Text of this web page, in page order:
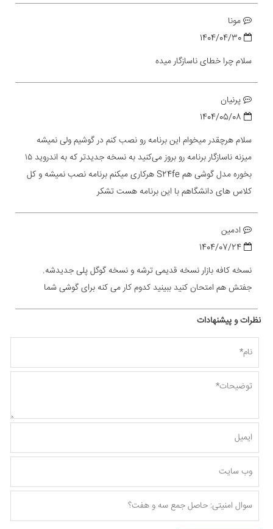
مونا
سلام چرا خطای ناسازگار میده
پرنیان
سلام هرچقدر میخوام این برنامه رو نصب کنم در گوشیم ولی نمیشه
میزنه ناسازگار برنامه رو بروز می‌کنید به نسخه جدیدتر که به اندروید ۱۵
بخوره مدل گوشی هم S24fe هرکاری میکنم برنامه نصب نمیشه و کل
کلاس های دانشگاهم با این برنامه هست تشکر
ادمین
نسخه کافه بازار نسخه قدیمی ترشه و نسخه گوگل پلی جدیدشه.
جفتش هم امتحان کنید ببینید کدوم کار می کنه برای گوشی شما
نظرات و پیشنهادات